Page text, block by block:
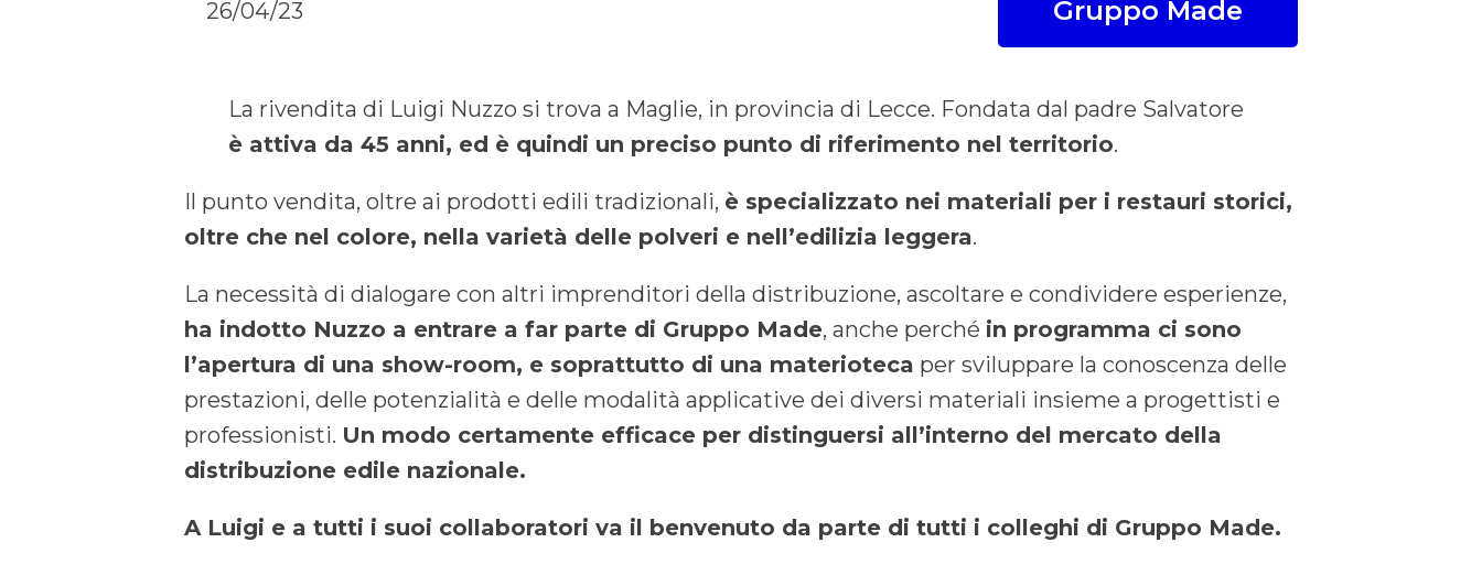
26/04/23 Gruppo Made
La rivendita di Luigi Nuzzo si trova a Maglie, in provincia di Lecce. Fondata dal padre Salvatore
è attiva da 45 anni, ed è quindi un preciso punto di riferimento nel territorio.
Il punto vendita, oltre ai prodotti edili tradizionali, è specializzato nei materiali per i restauri storici,
oltre che nel colore, nella varietà delle polveri e nell’edilizia leggera.
La necessità di dialogare con altri imprenditori della distribuzione, ascoltare e condividere esperienze,
ha indotto Nuzzo a entrare a far parte di Gruppo Made, anche perché in programma ci sono
l’apertura di una show-room, e soprattutto di una materioteca per sviluppare la conoscenza delle
prestazioni, delle potenzialità e delle modalità applicative dei diversi materiali insieme a progettisti e
professionisti. Un modo certamente efficace per distinguersi all’interno del mercato della
distribuzione edile nazionale.
A Luigi e a tutti i suoi collaboratori va il benvenuto da parte di tutti i colleghi di Gruppo Made.